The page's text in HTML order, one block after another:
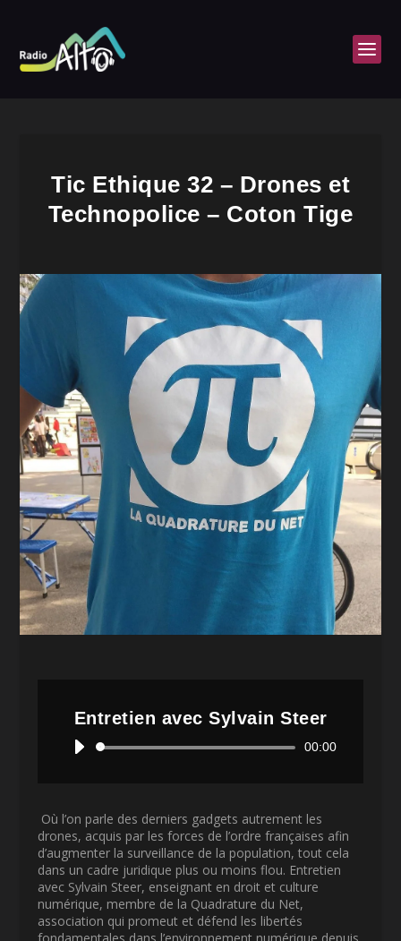
Tic Ethique 32 – Drones et
Technopolice – Coton Tige
Entretien avec Sylvain Steer
Lecteur
00:00
Où l’on parle des derniers gadgets autrement les
drones, acquis par les forces de l’ordre françaises afin
d’augmenter la surveillance de la population, tout cela
dans un cadre juridique plus ou moins flou. Entretien
avec Sylvain Steer, enseignant en droit et culture
numérique, membre de la Quadrature du Net,
association qui promeut et défend les libertés